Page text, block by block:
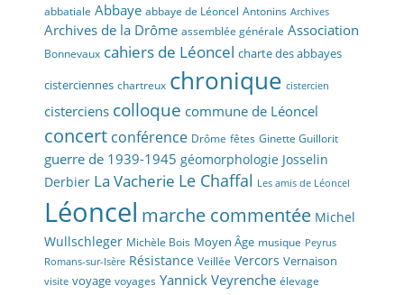
abbatiale Abbaye abbaye de Léoncel Antonins Archives
Archives de la Drôme assemblée générale Association
Bonnevaux cahiers de Léoncel charte des abbayes
cisterciennes chartreux chronique cistercien
cisterciens colloque commune de Léoncel
concert conférence Drôme fêtes Ginette Guillorit
guerre de 1939-1945 géomorphologie Josselin
Derbier La Vacherie Le Chaffal Les amis de Léoncel
Léoncel marche commentée Michel
Wullschleger Michèle Bois Moyen Âge musique Peyrus
Romans-sur-Isère Résistance Veillée Vercors Vernaison
visite voyage voyages Yannick Veyrenche élevage